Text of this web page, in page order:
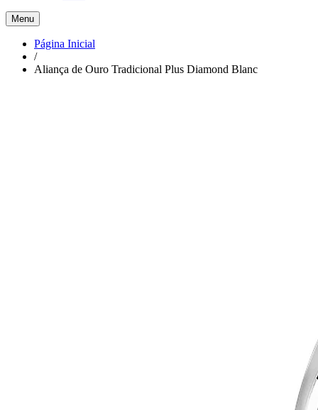
Menu
Página Inicial
/
Aliança de Ouro Tradicional Plus Diamond Blanc